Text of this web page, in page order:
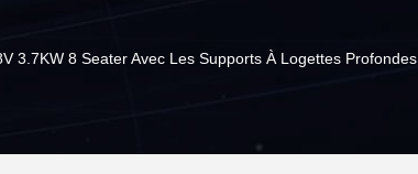
3.7KW 8 Seater Avec Les Supports À Logettes Profondes